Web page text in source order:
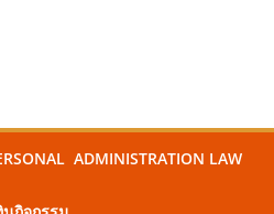
ADMINISTRATION LAW